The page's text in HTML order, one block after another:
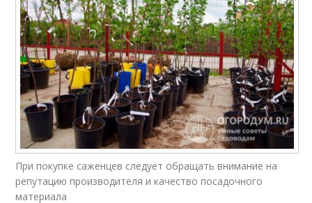
При покупке саженцев следует обращать внимание на
репутацию производителя и качество посадочного
материала